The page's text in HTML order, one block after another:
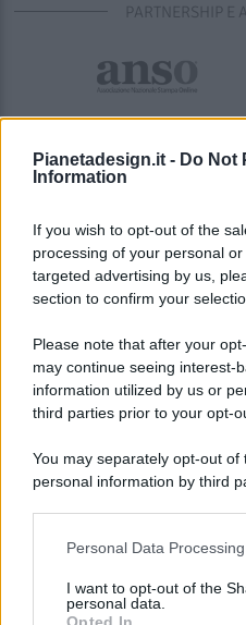
Pianetadesign.it - Do Not
Information
If you wish to opt-out of the
processing of your personal
targeted advertising by us,
section to confirm your
Please note that after your
may continue seeing interest-
information utilized by us or
third parties prior to your opt-
You may separately opt-out
personal information by third
This information may also be
disclose it to other third
Personal Data
I want to opt-out of the
personal data.
PARTNERSHIP E
© 2026 - Pianeta Design -
Registrata Al Tribunale Di
ISCRIZIONE AL ROC N.
(ASSOCIAZIONE